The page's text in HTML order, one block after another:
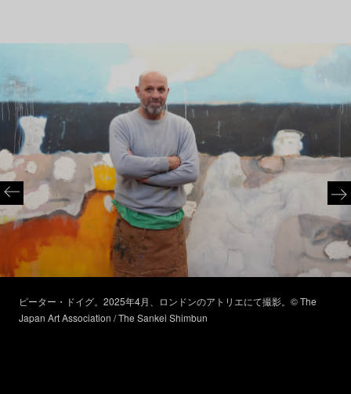
ピーター・ドイグ。2025年4月、ロンドンのアトリエにて撮影。© The
Japan Art Association / The Sankei Shimbun